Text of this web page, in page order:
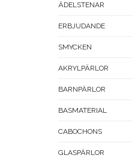
ÄDELSTENAR
ERBJUDANDE
SMYCKEN
AKRYLPÄRLOR
BARNPÄRLOR
BASMATERIAL
CABOCHONS
GLASPÄRLOR